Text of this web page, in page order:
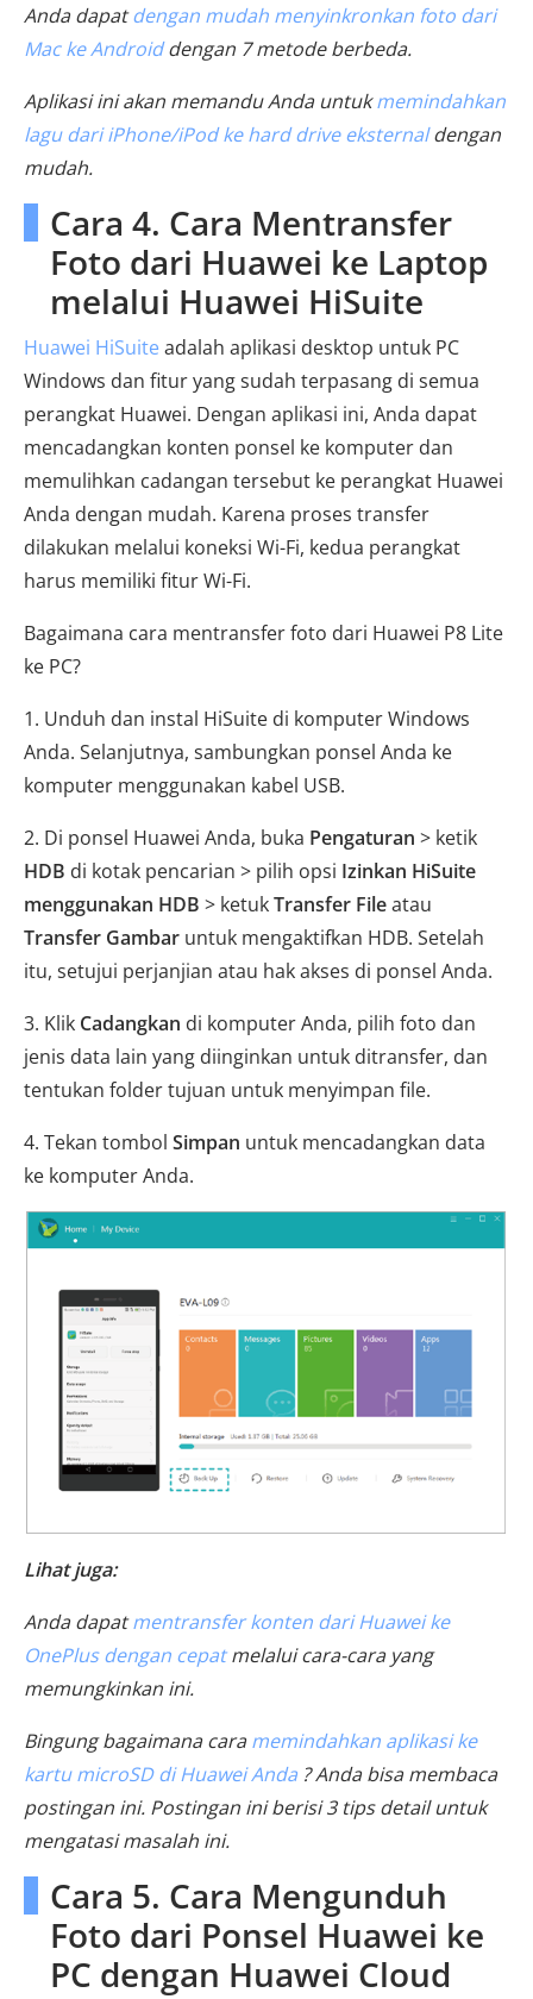
Anda dapatdengan mudah menyinkronkan foto dari
Mac ke Androiddengan 7 metode berbeda.
Aplikasi ini akan memandu Anda untukmemindahkan
lagu dari iPhone/iPod ke hard drive eksternaldengan
mudah.
Cara 4. Cara Mentransfer
Foto dari Huawei ke Laptop
melalui Huawei HiSuite
Huawei HiSuite adalah aplikasi desktop untuk PC
Windows dan fitur yang sudah terpasang di semua
perangkat Huawei. Dengan aplikasi ini, Anda dapat
mencadangkan konten ponsel ke komputer dan
memulihkan cadangan tersebut ke perangkat Huawei
Anda dengan mudah. ​​Karena proses transfer
dilakukan melalui koneksi Wi-Fi, kedua perangkat
harus memiliki fitur Wi-Fi.
Bagaimana cara mentransfer foto dari Huawei P8 Lite
ke PC?
1. Unduh dan instal HiSuite di komputer Windows
Anda. Selanjutnya, sambungkan ponsel Anda ke
komputer menggunakan kabel USB.
2. Di ponsel Huawei Anda, buka Pengaturan > ketik
HDB di kotak pencarian > pilih opsi Izinkan HiSuite
menggunakan HDB > ketukTransfer Fileatau
Transfer Gambar untuk mengaktifkan HDB. Setelah
itu, setujui perjanjian atau hak akses di ponsel Anda.
3. Klik Cadangkan di komputer Anda, pilih foto dan
jenis data lain yang diinginkan untuk ditransfer, dan
tentukan folder tujuan untuk menyimpan file.
4. Tekan tombol Simpan untuk mencadangkan data
ke komputer Anda.
Lihat juga:
Anda dapatmentransfer konten dari Huawei ke
OnePlus dengan cepatmelalui cara-cara yang
memungkinkan ini.
Bingung bagaimana caramemindahkan aplikasi ke
kartu microSD di Huawei Anda ? Anda bisa membaca
postingan ini. Postingan ini berisi 3 tips detail untuk
mengatasi masalah ini.
Cara 5. Cara Mengunduh
Foto dari Ponsel Huawei ke
PC dengan Huawei Cloud